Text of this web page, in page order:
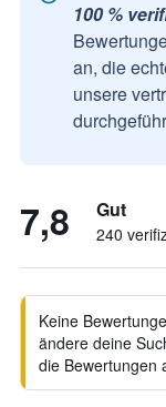
100 %
an, die
unsere
7,8 Gut
240
Keine
ändere deine
die Bewertungen